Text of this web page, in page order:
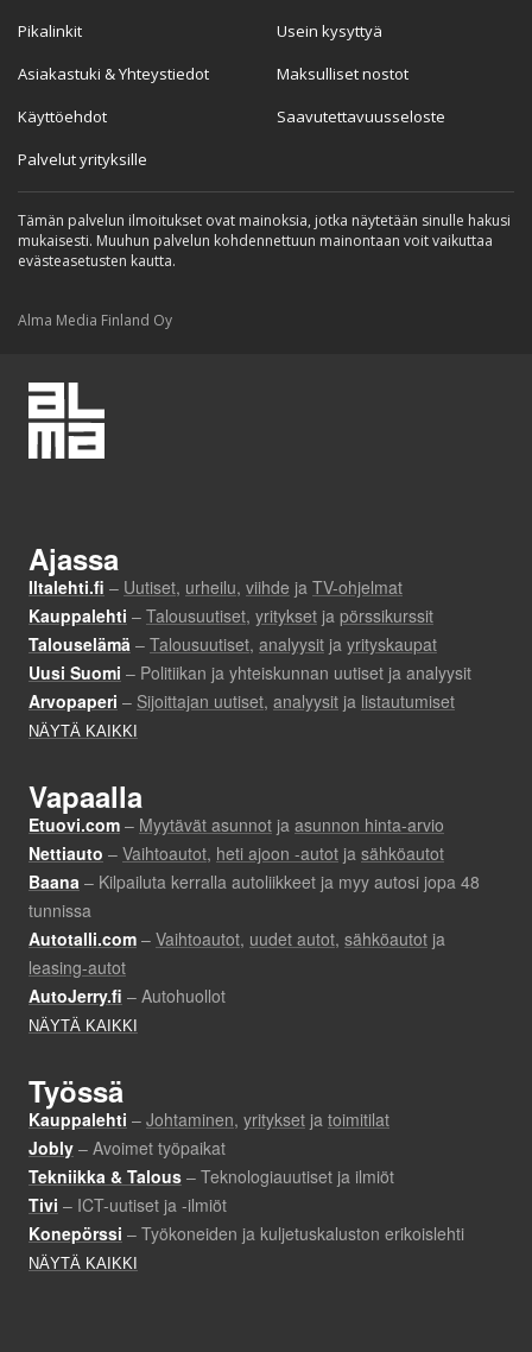
Pikalinkit
Asiakastuki & Yhteystiedot
Käyttöehdot
Palvelut yrityksille
Usein kysyttyä
Maksulliset nostot
Saavutettavuusseloste
Tämän palvelun ilmoitukset ovat mainoksia, jotka näytetään sinulle hakusi
mukaisesti. Muuhun palvelun kohdennettuun mainontaan voit vaikuttaa
evästeasetusten kautta.
Alma Media Finland Oy